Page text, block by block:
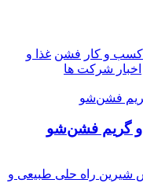
کسب و کار فشن غذا و
اخبار شرکت ها
و گریم فشن‌شو